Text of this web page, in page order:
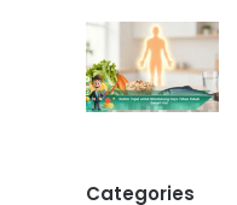
Categories